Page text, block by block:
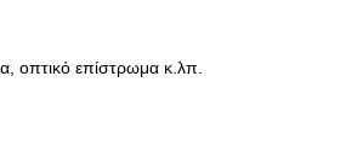
οπτικό επίστρωμα κ.λπ.